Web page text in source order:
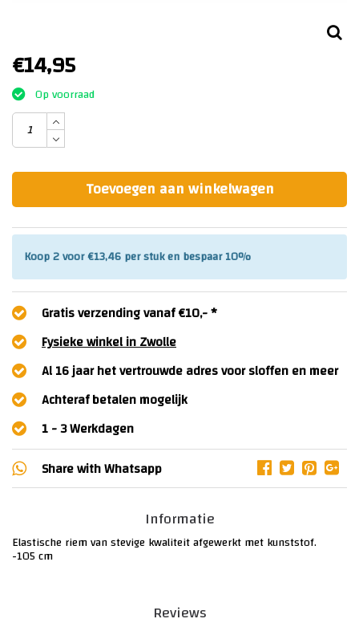
€14,95
Op voorraad
Toevoegen aan winkelwagen
Koop 2 voor €13,46 per stuk en bespaar 10%
Gratis verzending vanaf €10,- *
Fysieke winkel in Zwolle
Al 16 jaar het vertrouwde adres voor sloffen en meer
Achteraf betalen mogelijk
1 - 3 Werkdagen
Share withWhatsapp
Informatie
Elastische riem van stevige kwaliteit afgewerkt met kunststof.
-105 cm
Reviews